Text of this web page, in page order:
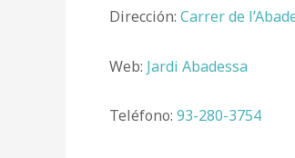
Dirección: Carrer de
Web: Jardi Abadessa
Teléfono: 93-280-3754